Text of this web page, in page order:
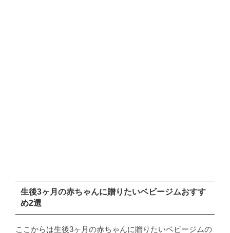
生後3ヶ月の赤ちゃんに贈りたいベビージムおすす
め2選
ここからは生後3ヶ月の赤ちゃんに贈りたいベビージムの